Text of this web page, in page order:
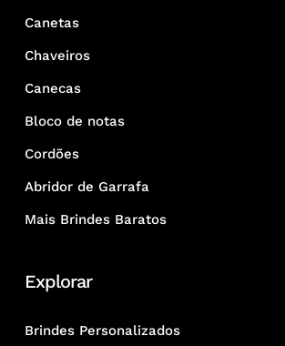
Canetas
Chaveiros
Canecas
Bloco de notas
Cordões
Abridor de Garrafa
Mais Brindes Baratos
Explorar
Brindes Personalizados